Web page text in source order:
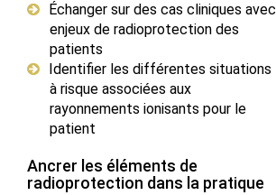
Échanger sur des cas cliniques avec
enjeux de radioprotection des
patients
Identifier les différentes situations
à risque associées aux
rayonnements ionisants pour le
patient
Ancrer les éléments de
radioprotection dans la pratique